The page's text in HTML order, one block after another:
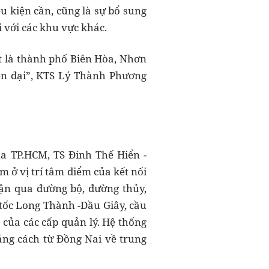
kiện cần, cũng là sự bổ sung
các khu vực khác.
là thành phố Biên Hòa, Nhơn
KTS Lý Thành Phương
TS Đinh Thế Hiển -
ở vị trí tâm điểm của kết nối
qua đường bộ, đường thủy,
Long Thành -Dầu Giây, cầu
các cấp quản lý. Hệ thống
cách từ Đồng Nai về trung